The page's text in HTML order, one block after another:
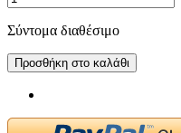
Σύντομα διαθέσιμο
Προσθήκη στο καλάθι